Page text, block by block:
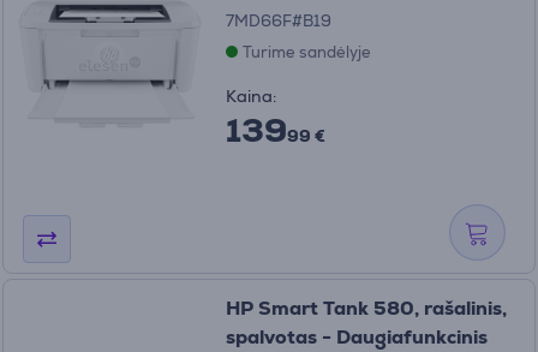
7MD66F#B19
Turime sandėlyje
Kaina:
13999 €
HP Smart Tank 580, rašalinis,
spalvotas - Daugiafunkcinis